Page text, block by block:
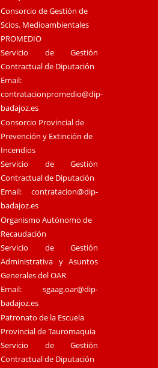
Consorcio de Gestión de
Scios. Medioambientales
PROMEDIO
Servicio de Gestión
Contractual de Diputación
Email:
contratacionpromedio@dip-
badajoz.es
Consorcio Provincial de
Prevención y Extinción de
Incendios
Servicio de Gestión
Contractual de Diputación
Email:contratacion@dip-
badajoz.es
Organismo Autónomo de
Recaudación
Servicio de Gestión
Administrativa y Asuntos
Generales del OAR
Email:sgaag.oar@dip-
badajoz.es
Patronato de la Escuela
Provincial de Tauromaquia
Servicio de Gestión
Contractual de Diputación